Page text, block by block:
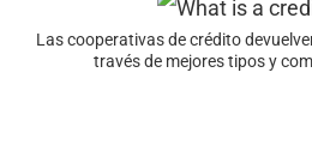
Las cooperativas de crédito
través de mejores tipos y